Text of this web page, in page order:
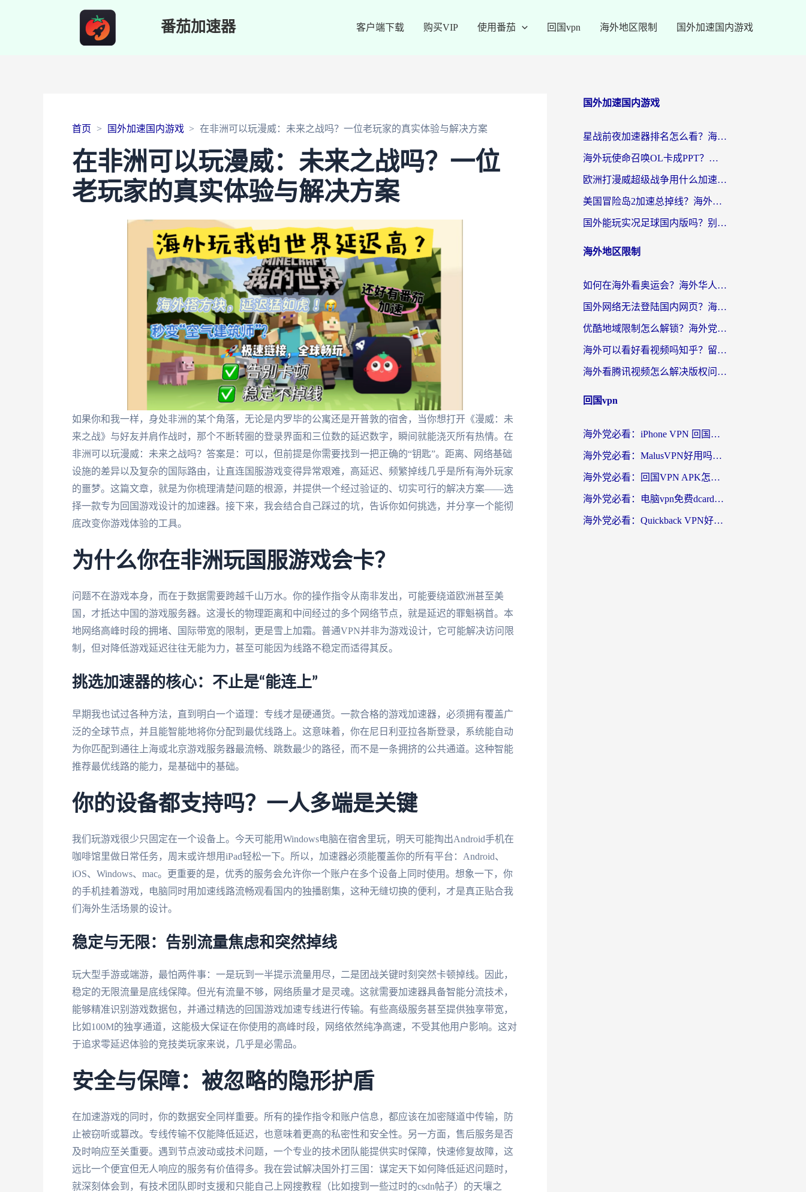
番茄加速器 客户端下载 购买VIP 使用番茄 回国vpn 海外地区限制 国外加速国内游戏
首页 国外加速国内游戏 在非洲可以玩漫威：未来之战吗？一位老玩家的真实体验与解决方案
在非洲可以玩漫威：未来之战吗？一位
老玩家的真实体验与解决方案
如果你和我一样，身处非洲的某个角落，无论是内罗毕的公寓还是开普敦的宿舍，当你想打开《漫威：未
来之战》与好友并肩作战时，那个不断转圈的登录界面和三位数的延迟数字，瞬间就能浇灭所有热情。在
非洲可以玩漫威：未来之战吗？答案是：可以，但前提是你需要找到一把正确的“钥匙”。距离、网络基础
设施的差异以及复杂的国际路由，让直连国服游戏变得异常艰难，高延迟、频繁掉线几乎是所有海外玩家
的噩梦。这篇文章，就是为你梳理清楚问题的根源，并提供一个经过验证的、切实可行的解决方案——选
择一款专为回国游戏设计的加速器。接下来，我会结合自己踩过的坑，告诉你如何挑选，并分享一个能彻
底改变你游戏体验的工具。
为什么你在非洲玩国服游戏会卡？
问题不在游戏本身，而在于数据需要跨越千山万水。你的操作指令从南非发出，可能要绕道欧洲甚至美
国，才抵达中国的游戏服务器。这漫长的物理距离和中间经过的多个网络节点，就是延迟的罪魁祸首。本
地网络高峰时段的拥堵、国际带宽的限制，更是雪上加霜。普通VPN并非为游戏设计，它可能解决访问限
制，但对降低游戏延迟往往无能为力，甚至可能因为线路不稳定而适得其反。
挑选加速器的核心：不止是“能连上”
早期我也试过各种方法，直到明白一个道理：专线才是硬通货。一款合格的游戏加速器，必须拥有覆盖广
泛的全球节点，并且能智能地将你分配到最优线路上。这意味着，你在尼日利亚拉各斯登录，系统能自动
为你匹配到通往上海或北京游戏服务器最流畅、跳数最少的路径，而不是一条拥挤的公共通道。这种智能
推荐最优线路的能力，是基础中的基础。
你的设备都支持吗？一人多端是关键
我们玩游戏很少只固定在一个设备上。今天可能用Windows电脑在宿舍里玩，明天可能掏出Android手机在
咖啡馆里做日常任务，周末或许想用iPad轻松一下。所以，加速器必须能覆盖你的所有平台：Android、
iOS、Windows、mac。更重要的是，优秀的服务会允许你一个账户在多个设备上同时使用。想象一下，你
的手机挂着游戏，电脑同时用加速线路流畅观看国内的独播剧集，这种无缝切换的便利，才是真正贴合我
们海外生活场景的设计。
稳定与无限：告别流量焦虑和突然掉线
玩大型手游或端游，最怕两件事：一是玩到一半提示流量用尽，二是团战关键时刻突然卡顿掉线。因此，
稳定的无限流量是底线保障。但光有流量不够，网络质量才是灵魂。这就需要加速器具备智能分流技术，
能够精准识别游戏数据包，并通过精选的回国游戏加速专线进行传输。有些高级服务甚至提供独享带宽，
比如100M的独享通道，这能极大保证在你使用的高峰时段，网络依然纯净高速，不受其他用户影响。这对
于追求零延迟体验的竞技类玩家来说，几乎是必需品。
安全与保障：被忽略的隐形护盾
在加速游戏的同时，你的数据安全同样重要。所有的操作指令和账户信息，都应该在加密隧道中传输，防
止被窃听或篡改。专线传输不仅能降低延迟，也意味着更高的私密性和安全性。另一方面，售后服务是否
及时响应至关重要。遇到节点波动或技术问题，一个专业的技术团队能提供实时保障，快速修复故障，这
远比一个便宜但无人响应的服务有价值得多。我在尝试解决国外打三国：谋定天下如何降低延迟问题时，
就深刻体会到，有技术团队即时支援和只能自己上网搜教程（比如搜到一些过时的csdn帖子）的天壤之
国外加速国内游戏
星战前夜加速器排名怎么看？海外玩家国服游戏畅玩终极指南（附欧洲玩跑跑我的起源解决方案）
海外玩使命召唤OL卡成PPT？苹果用户必看：使命召唤OL国外加速器下载苹果版指南
欧洲打漫威超级战争用什么加速器？3个海外游戏卡顿问题一次解决（附实测推荐）
美国冒险岛2加速总掉线？海外玩家必看的国服游戏加速器选择指南
国外能玩实况足球国内版吗？别再卡成PPT！海外党国服游戏加速全攻略
海外地区限制
如何在海外看奥运会？海外华人必看的体育赛事直播终极指南
国外网络无法登陆国内网页？海外党必看：选对回国加速器实现无缝访问
优酷地域限制怎么解锁？海外党亲测有效的追剧自由指南
海外可以看好看视频吗知乎？留学生亲测有效的回国追剧解决方案
海外看腾讯视频怎么解决版权问题呢？3步让你轻松解锁国内影视自由
回国vpn
海外党必看：iPhone VPN 回国怎么选？一篇搞定无缝访问国内资源
海外党必看：MalusVPN好用吗？和畅游VPN对比哪个回国效果更好？附穿梭飞鱼神龟真实体验
海外党必看：回国VPN APK怎么选？3步教你无缝刷国内剧玩国服
海外党必看：电脑vpn免费dcard真的靠谱吗？教你选对回国加速器无缝访问国内资源
海外党必看：Quickback VPN好用吗？和小黑牛VPN对比哪个回国效果更好？附真实体验+避坑指南